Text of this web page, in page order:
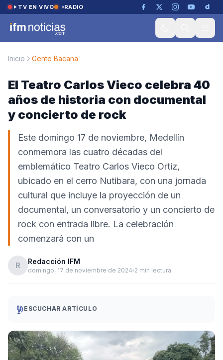
Saltar al contenido
TV EN VIVO RADIO
Inicio Gente Bacana
El Teatro Carlos Vieco celebra 40
años de historia con documental
y concierto de rock
Este domingo 17 de noviembre, Medellín
conmemora las cuatro décadas del
emblemático Teatro Carlos Vieco Ortiz,
ubicado en el cerro Nutibara, con una jornada
cultural que incluye la proyección de un
documental, un conversatorio y un concierto de
rock con entrada libre. La celebración
comenzará con un
R Redacción IFM
domingo, 17 de noviembre de 2024 2 min lectura
ESCUCHAR ARTÍCULO